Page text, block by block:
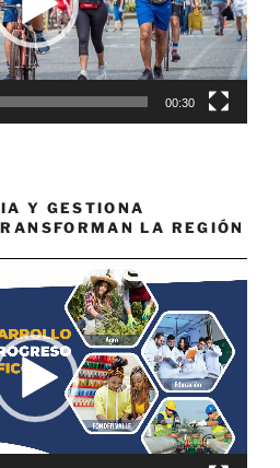
00:30
Y GESTIONA
LA REGIÓN